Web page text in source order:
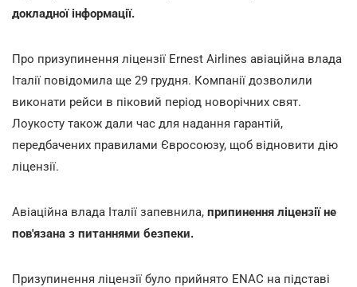
докладної інформації.
Про призупинення ліцензії Ernest Airlines авіаційна влада
Італії повідомила ще 29 грудня. Компанії дозволили
виконати рейси в піковий період новорічних свят.
Лоукосту також дали час для надання гарантій,
передбачених правилами Євросоюзу, щоб відновити дію
ліцензії.
Авіаційна влада Італії запевнила, припинення ліцензії не
пов'язана з питаннями безпеки.
Призупинення ліцензії було прийнято ENAC на підставі